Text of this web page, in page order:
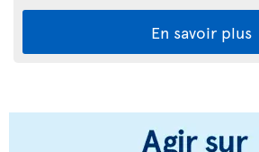
En savoir plus